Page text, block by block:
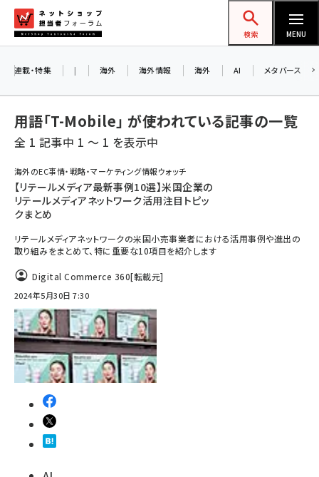
ン
ネットショップ担当者フォーラム
検索 MENU
yahoo (1901)
ecbeing (1207)
base (1077)
ビィ・フォアード (773)
revico (740)
連載・特集 | 海外 海外情報 海外 AI メタバース
用語「T-Mobile」 が使われている記事の一覧
全 1 記事中 1 ～ 1 を表示中
海外のEC事情・戦略・マーケティング情報ウォッチ
【リテールメディア最新事例10選】米国企業の
リテールメディアネットワーク活用注目トピッ
クまとめ
リテールメディアネットワークの米国小売事業者における活用事例や進出の
取り組みをまとめて、特に重要な10項目を紹介します
Digital Commerce 360[転載元]
2024年5月30日 7:30